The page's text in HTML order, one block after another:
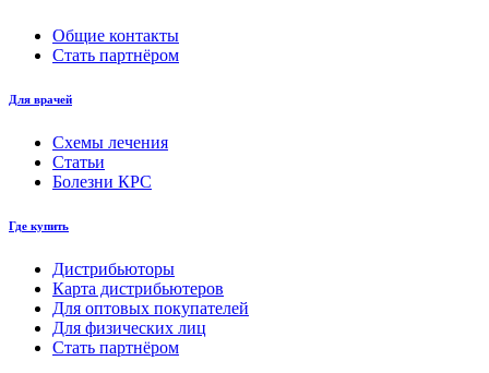
Общие контакты
Стать партнёром
Для врачей
Схемы лечения
Статьи
Болезни КРС
Где купить
Дистрибьюторы
Карта дистрибьютеров
Для оптовых покупателей
Для физических лиц
Стать партнёром